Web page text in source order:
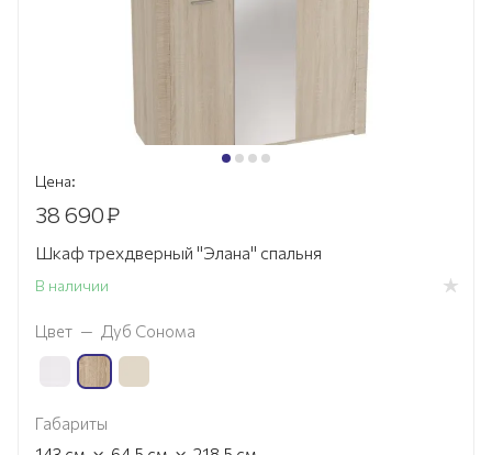
Цена:
38 690₽
Шкаф трехдверный "Элана" спальня
В наличии
Цвет — Дуб Сонома
Габариты